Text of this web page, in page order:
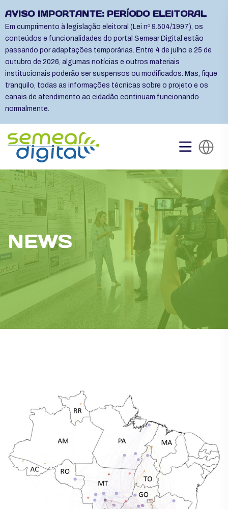
AVISO IMPORTANTE: PERÍODO ELEITORAL
Em cumprimento à legislação eleitoral (Lei nº 9.504/1997), os
conteúdos e funcionalidades do portal Semear Digital estão
passando por adaptações temporárias. Entre 4 de julho e 25 de
outubro de 2026, algumas notícias e outros materiais
institucionais poderão ser suspensos ou modificados. Mas, fique
tranquilo, todas as informações técnicas sobre o projeto e os
canais de atendimento ao cidadão continuam funcionando
normalmente.
NEWS
News